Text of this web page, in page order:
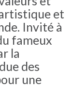
et
Invité à
fameux
la
des
une